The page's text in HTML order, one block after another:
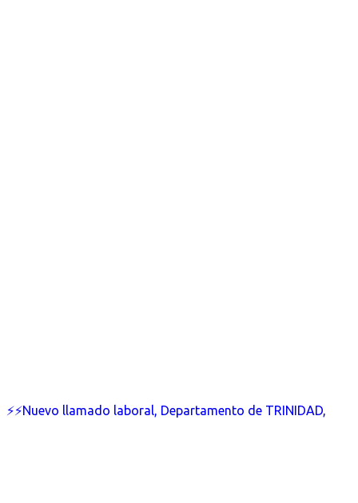
⚡⚡Nuevo llamado laboral, Departamento de TRINIDAD,